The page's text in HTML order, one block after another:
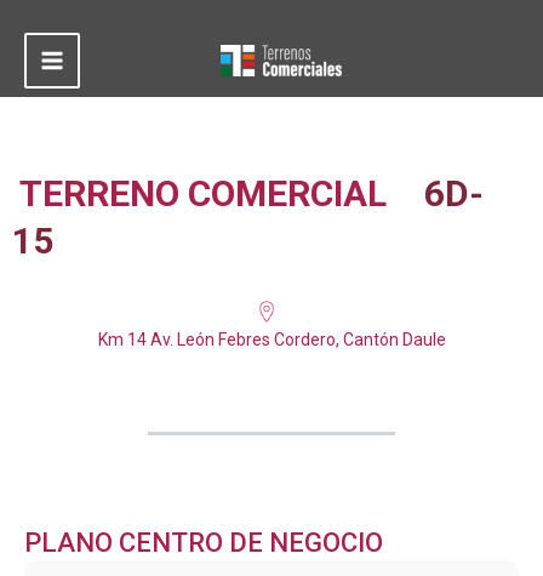
contenido
Main
TERRENO COMERCIAL
6D-
15
Km 14 Av. León Febres Cordero, Cantón Daule
PLANO CENTRO DE NEGOCIO